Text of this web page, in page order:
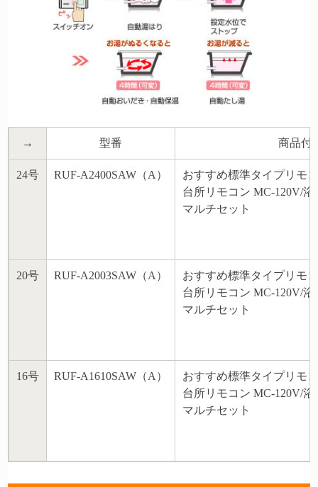
→ 型番 商品付
24号 RUF-A2400SAW（A）
おすすめ標準タイプリモ
台所リモコン MC-120V/
マルチセット
20号 RUF-A2003SAW（A）
おすすめ標準タイプリモ
台所リモコン MC-120V/
マルチセット
16号 RUF-A1610SAW（A）
おすすめ標準タイプリモ
台所リモコン MC-120V/
マルチセット